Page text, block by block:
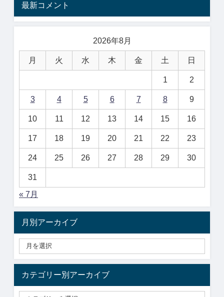
最新コメント
2026年8月
月 火 水 木 金 土 日
1 2
3 4 5 6 7 8 9
10 11 12 13 14 15 16
17 18 19 20 21 22 23
24 25 26 27 28 29 30
31
« 7月
月別アーカイブ
カテゴリー別アーカイブ